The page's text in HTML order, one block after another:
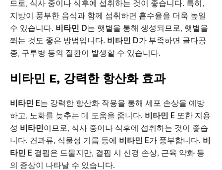
므로, 식사 중이나 식후에 섭취하는 것이 좋습니다. 특히,
지방이 풍부한 음식과 함께 섭취하면 흡수율을 더욱 높일
수 있습니다. 비타민 D는 햇볕을 통해 생성되므로, 햇볕을
쬐는 것도 좋은 방법입니다. 비타민 D가 부족하면 골다공
증, 구루병 등의 질환이 발생할 수 있습니다.
비타민 E, 강력한 항산화 효과
비타민 E는 강력한 항산화 작용을 통해 세포 손상을 예방
하고, 노화를 늦추는 데 도움을 줍니다. 비타민 E 또한 지용
성 비타민이므로, 식사 중이나 식후에 섭취하는 것이 좋습
니다. 견과류, 식물성 기름 등에 비타민 E가 풍부합니다. 비
타민 E 결핍은 드물지만, 결핍 시 신경 손상, 근육 약화 등
의 증상이 나타날 수 있습니다.